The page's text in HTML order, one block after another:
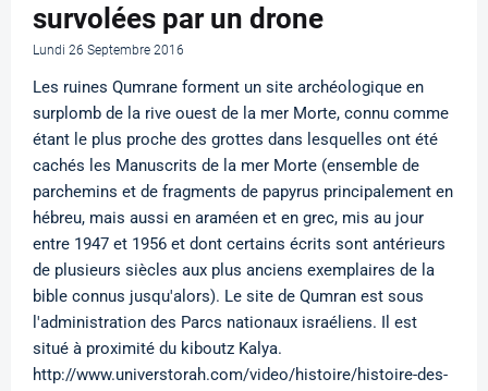
survolées par un drone
Lundi 26 Septembre 2016
Les ruines Qumrane forment un site archéologique en
surplomb de la rive ouest de la mer Morte, connu comme
étant le plus proche des grottes dans lesquelles ont été
cachés les Manuscrits de la mer Morte (ensemble de
parchemins et de fragments de papyrus principalement en
hébreu, mais aussi en araméen et en grec, mis au jour
entre 1947 et 1956 et dont certains écrits sont antérieurs
de plusieurs siècles aux plus anciens exemplaires de la
bible connus jusqu'alors). Le site de Qumran est sous
l'administration des Parcs nationaux israéliens. Il est
situé à proximité du kiboutz Kalya.
http://www.universtorah.com/video/histoire/histoire-des-